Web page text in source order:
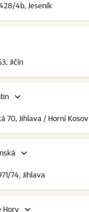
4b, Jeseník
Jičín
70, Jihlava / Horní Kosov
74, Jihlava
Hory